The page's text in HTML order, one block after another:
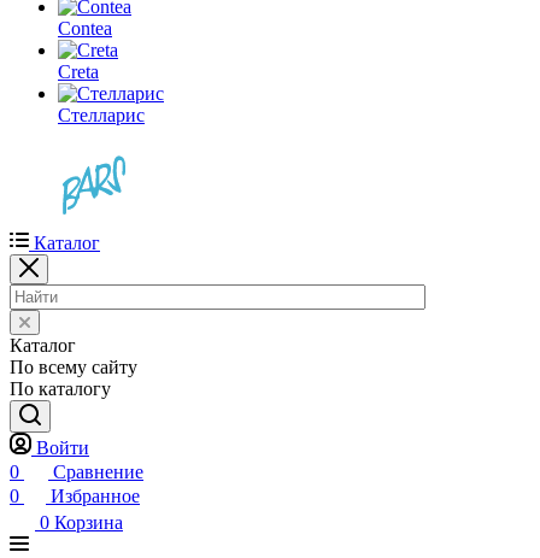
Contea
Creta
Стелларис
Каталог
Каталог
По всему сайту
По каталогу
Войти
0
Сравнение
0
Избранное
0 Корзина